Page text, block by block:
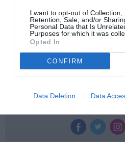
I want to opt-out of Collection,
Retention, Sale, and/or
Personal Data that Is
Purposes for which it was
Opted In
CONFIRM
Data Deletion Data
Newsletter
Κάθε βδομάδα στο e-mail σας
την Τέχνη και τον Πολιτισμό!